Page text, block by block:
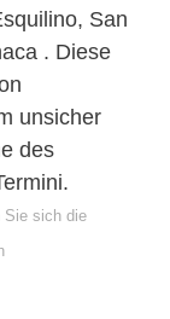
San
. Diese
unsicher
des
Sie sich die